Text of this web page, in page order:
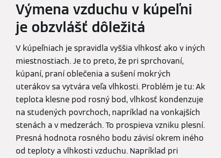
Výmena vzduchu v kúpeľni
je obzvlášť dôležitá
V kúpeľniach je spravidla vyššia vlhkosť ako v iných
miestnostiach. Je to preto, že pri sprchovaní,
kúpaní, praní oblečenia a sušení mokrých
uterákov sa vytvára veľa vlhkosti. Problém je tu: Ak
teplota klesne pod rosný bod, vlhkosť kondenzuje
na studených povrchoch, napríklad na vonkajších
stenách a v medzerách. To prospieva vzniku plesní.
Presná hodnota rosného bodu závisí okrem iného
od teploty a vlhkosti vzduchu. Napríklad pri